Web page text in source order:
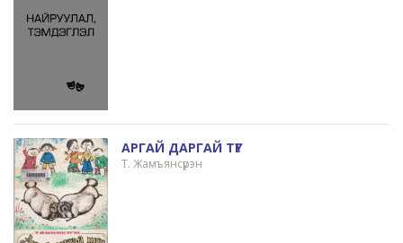
АРГАЙ ДАРГАЙ ТҮГ
Т. Жамъянсүрэн